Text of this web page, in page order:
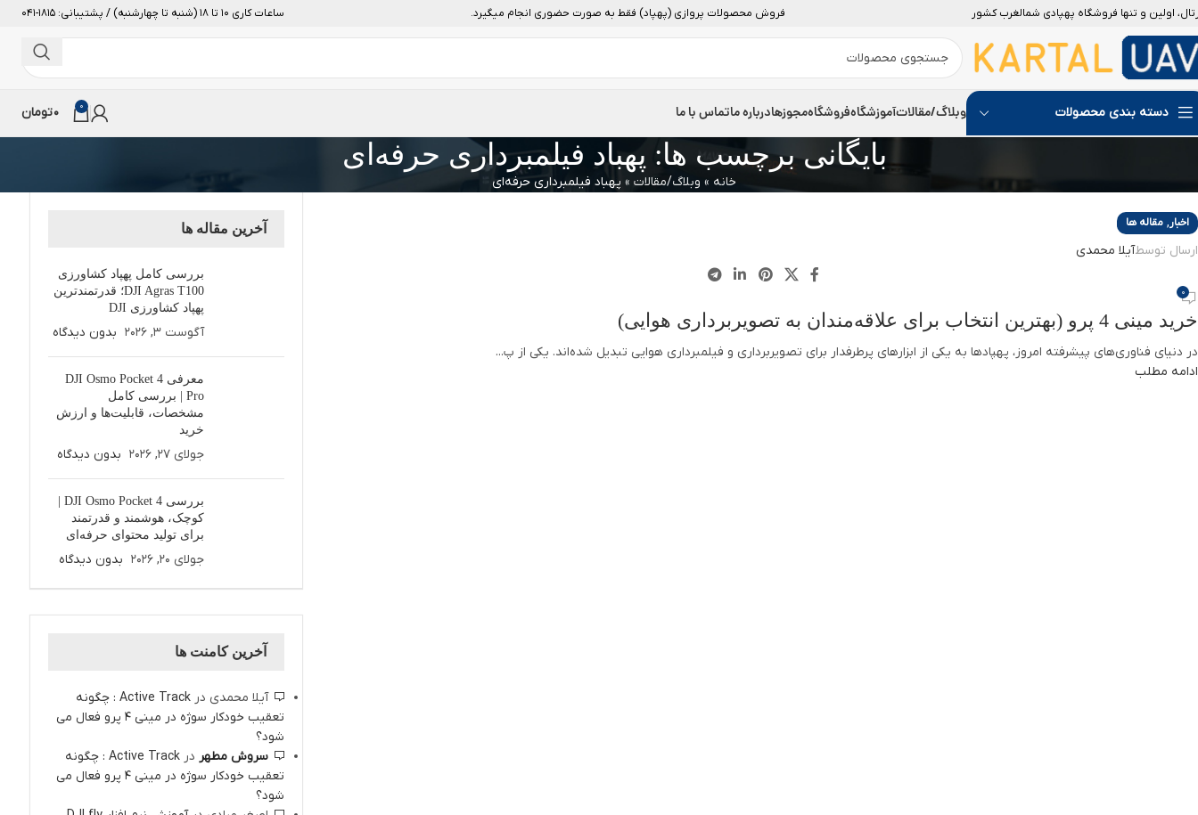
اولین و تنها فروشگاه پهپادی شمالغرب کشور فروش محصولات پروازی (پهپاد) فقط به صورت حضوری انجام میگیرد. ساعات کاری 10 تا 18 (شنبه تا چهارشنبه) / پشتیبانی: 1815-041
دسته بندی محصولات وبلاگ/مقالاتآموزشگاهفروشگاهمجوزهادرباره ماتماس با ما 0
0تومان
بایگانی برچسب ها: پهباد فیلمبرداری حرفه‌ای
خانه » وبلاگ/مقالات » پهباد فیلمبرداری حرفه‌ای
14
اکتبر
اخبار, مقاله ها
ارسال توسطآیلا محمدی
0
خرید مینی 4 پرو (بهترین انتخاب برای علاقه‌مندان به تصویربرداری هوایی)
در دنیای فناوری‌های پیشرفته امروز، پهپادها به یکی از ابزارهای پرطرفدار برای تصویربرداری و فیلمبرداری هوایی تبدیل شده‌اند. یکی از پ...
ادامه مطلب
آخرین مقاله ها
بررسی کامل پهپاد کشاورزی
DJI Agras T100؛ قدرتمندترین
پهپاد کشاورزی DJI
آگوست 3, 2026 بدون دیدگاه
معرفی DJI Osmo Pocket 4
Pro | بررسی کامل
مشخصات، قابلیت‌ها و ارزش
خرید
جولای 27, 2026 بدون دیدگاه
بررسی DJI Osmo Pocket 4 |
کوچک، هوشمند و قدرتمند
برای تولید محتوای حرفه‌ای
جولای 20, 2026 بدون دیدگاه
آخرین کامنت ها
آیلا محمدی در
Active Track : چگونه
تعقیب خودکار سوژه در مینی 4 پرو فعال می
شود؟
سروش مطهردر
Active Track : چگونه
تعقیب خودکار سوژه در مینی 4 پرو فعال می
شود؟